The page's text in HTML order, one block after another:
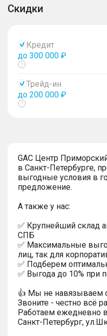
Скидки
Кредит
до 300 000 ₽
Показать
Трейд-ин
до 200 000 ₽
Показать
GAC Центр
в Санкт-Петербурге,
выгодные условия в
предложение.
А также у нас:
✅ Крупнейший склад
СПБ
✅ Максимальные
лиц, так для
✅ Подберем
✅ Выгода до 10% при
👍 Мы не навязываем
Звоните - честно всё
Работаем ежедневно
Санкт-Петербург,